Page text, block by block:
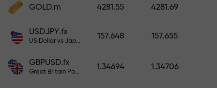
GOLD.m 4281.55 4281.69
USDJPY.fx
US Dollar vs Japanese Yen
157.648 157.655
GBPUSD.fx
Great Britain Pound vs US Dollar
1.34694 1.34706